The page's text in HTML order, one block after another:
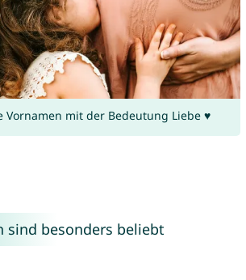
Vornamen mit der Bedeutung Liebe ♥
sind besonders beliebt